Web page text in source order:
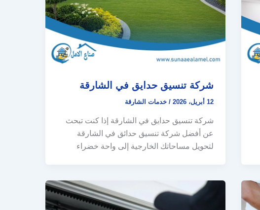
شركة تنسيق حدايق في الشارقة
12 أبريل، 2026 / خدمات الشارقة
شركة تنسيق حدايق في الشارقة إذا كنت تبحث
عن أفضل شركة تنسيق حدائق في الشارقة
لتحويل مساحاتك الخارجية إلى واحة خضراء